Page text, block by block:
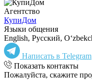
Агентство
КупиДом
Языки общения
English, Русский,
Написать в Telegram
Показать контакты
Пожалуйста, скажите